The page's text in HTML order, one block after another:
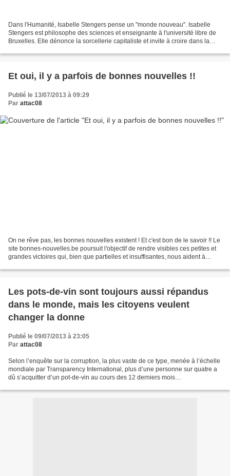
Dans l'Humanité, Isabelle Stengers pense un "monde nouveau". Isabelle
Stengers est philosophe des sciences et enseignante à l'université libre de
Bruxelles. Elle dénonce la sorcellerie capitaliste et invite à croire dans la
Et oui, il y a parfois de bonnes nouvelles !!
Publié le 13/07/2013 à 09:29
Par attac08
On ne rêve pas, les bonnes nouvelles existent ! Et c'est bon de le savoir !! Le
site bonnes-nouvelles.be poursuit l'objectif de rendre visibles ces petites et
grandes victoires qui, bien que partielles et insuffisantes, nous aident à
Les pots-de-vin sont toujours aussi répandus
dans le monde, mais les citoyens veulent
changer la donne
Publié le 09/07/2013 à 23:05
Par attac08
Selon l’enquête sur la corruption, la plus vaste de ce type, menée à l’échelle
mondiale par Transparency International, plus d’une personne sur quatre a
dû s’acquitter d’un pot-de-vin au cours des 12 derniers mois